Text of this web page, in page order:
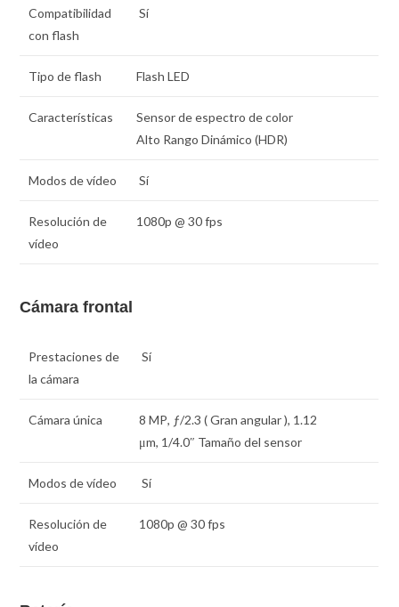
Compatibilidad
con flash
Sí
Tipo de flash Flash LED
Características
Sensor de espectro de color
Alto Rango Dinámico (HDR)
Modos de vídeo Sí
Resolución de
vídeo
1080p @ 30 fps
Cámara frontal
Prestaciones de
la cámara
Sí
Cámara única 8 MP, ƒ/2.3 ( Gran angular ), 1.12
μm, 1/4.0″ Tamaño del sensor
Modos de vídeo Sí
Resolución de
vídeo
1080p @ 30 fps